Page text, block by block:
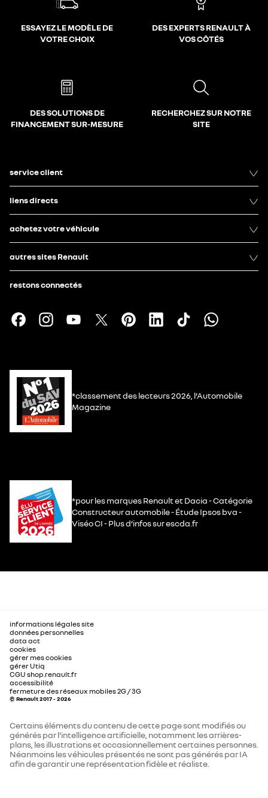
ESSAYEZ LE MODÈLE DE
VOTRE CHOIX
DES EXPERTS RENAULT À
VOS CÔTÉS
DES SOLUTIONS DE
FINANCEMENT SUR-MESURE
RECHERCHEZ SUR NOTRE
SITE
service client
liens directs
achetez votre véhicule
autres sites Renault
restons connectés
*classement des lecteurs 2026, l’Automobile
Magazine
*pour les marques Renault et Dacia - Catégorie
Constructeur automobile - Étude Ipsos bva -
Viséo CI - Plus d’infos sur escda.fr
informations légales site
données personnelles
data act
cookies
gérer mes cookies
gérer Utiq
CGU shop.renault.fr
accessibilité
fermeture des réseaux mobiles 2G / 3G
© Renault 2017 - 2026
Certains éléments du contenu de cette page sont modifiés ou
générés par l'intelligence artificielle, notamment les arrières-
plans, les illustrations et occasionnellement certaines personnes.
Néanmoins les véhicules présentés ne sont pas générés par IA
afin de garantir une représentation fidèle et réaliste.